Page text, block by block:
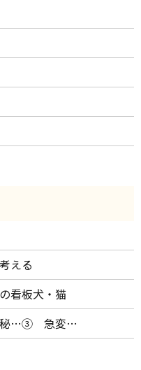
える
看板犬・猫
秘…③ 急変…